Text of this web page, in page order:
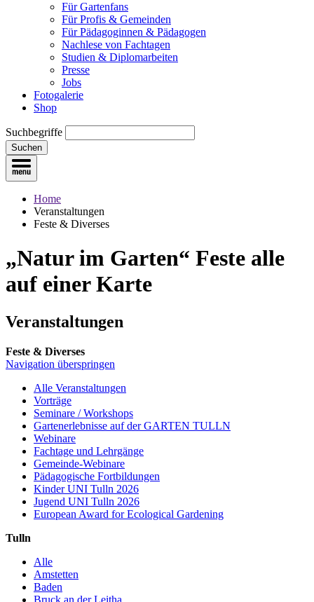
Für Gartenfans
Für Profis & Gemeinden
Für Pädagoginnen & Pädagogen
Nachlese von Fachtagen
Studien & Diplomarbeiten
Presse
Jobs
Fotogalerie
Shop
Suchbegriffe
Suchen
Home
Veranstaltungen
Feste & Diverses
„Natur im Garten“ Feste alle
auf einer Karte
Veranstaltungen
Feste & Diverses
Navigation überspringen
Alle Veranstaltungen
Vorträge
Seminare / Workshops
Gartenerlebnisse auf der GARTEN TULLN
Webinare
Fachtage und Lehrgänge
Gemeinde-Webinare
Pädagogische Fortbildungen
Kinder UNI Tulln 2026
Jugend UNI Tulln 2026
European Award for Ecological Gardening
Tulln
Alle
Amstetten
Baden
Bruck an der Leitha